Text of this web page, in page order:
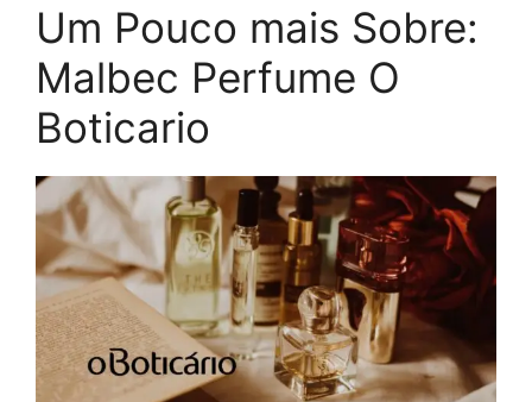
Um Pouco mais Sobre:
Malbec Perfume O
Boticario